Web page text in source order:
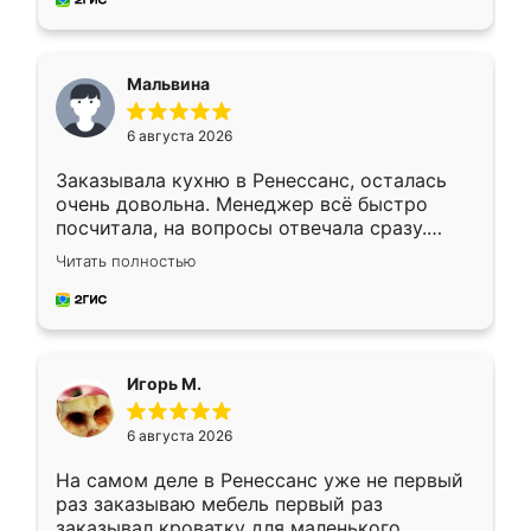
Мальвина
6 августа 2026
Заказывала кухню в Ренессанс, осталась
очень довольна. Менеджер всё быстро
посчитала, на вопросы отвечала сразу.
Замерщик приехал в субботу, подошёл к
делу со всей ответственностью. Собрали
за день, ребята работали аккуратно, даже
Читать полностью
Игорь М.
6 августа 2026
На самом деле в Ренессанс уже не первый
раз заказываю мебель первый раз